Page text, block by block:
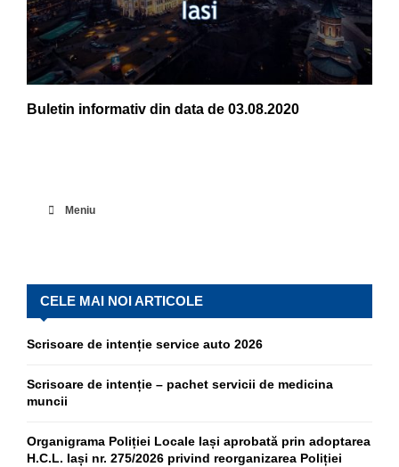
Buletin informativ din data de 03.08.2020
Meniu
CELE MAI NOI ARTICOLE
Scrisoare de intenție service auto 2026
Scrisoare de intenție – pachet servicii de medicina
muncii
Organigrama Poliției Locale Iași aprobată prin adoptarea
H.C.L. Iași nr. 275/2026 privind reorganizarea Poliției